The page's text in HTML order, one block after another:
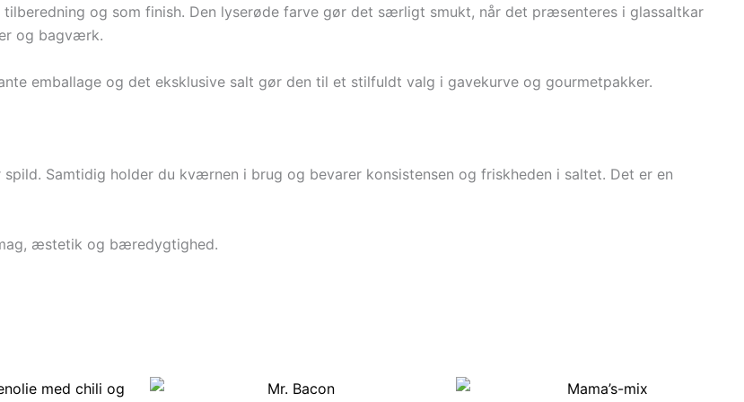
og som finish. Den lyserøde farve gør det særligt smukt, når det præsenteres i glassaltkar
og bagværk.
emballage og det eksklusive salt gør den til et stilfuldt valg i gavekurve og gourmetpakker.
Samtidig holder du kværnen i brug og bevarer konsistensen og friskheden i saltet. Det er en
æstetik og bæredygtighed.
Den